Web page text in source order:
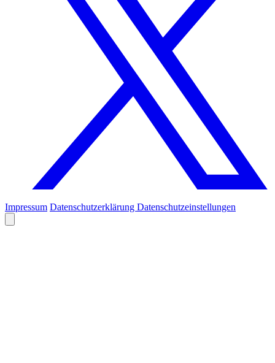
Impressum Datenschutzerklärung Datenschutzeinstellungen